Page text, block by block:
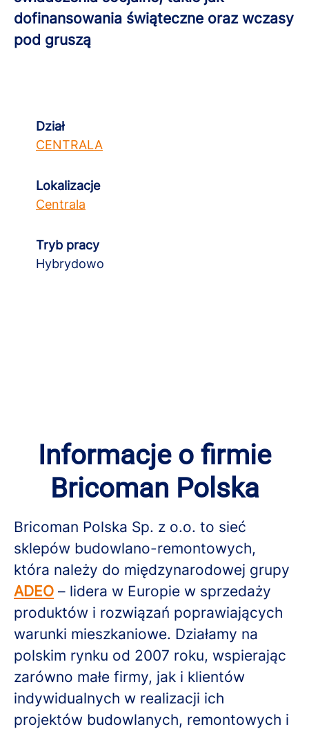
dofinansowania świąteczne oraz wczasy
pod gruszą
Dział
CENTRALA
Lokalizacje
Centrala
Tryb pracy
Hybrydowo
Informacje o firmie
Bricoman Polska
Bricoman Polska Sp. z o.o. to sieć
sklepów budowlano-remontowych,
która należy do międzynarodowej grupy
ADEO – lidera w Europie w sprzedaży
produktów i rozwiązań poprawiających
warunki mieszkaniowe. Działamy na
polskim rynku od 2007 roku, wspierając
zarówno małe firmy, jak i klientów
indywidualnych w realizacji ich
projektów budowlanych, remontowych i